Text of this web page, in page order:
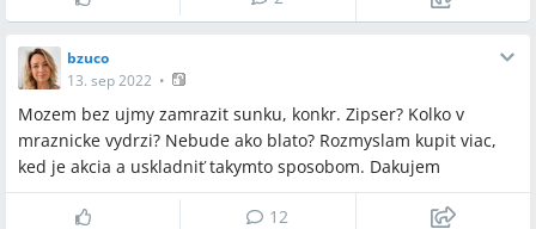
bzuco
13. sep 2022 •
Mozem bez ujmy zamrazit sunku, konkr. Zipser? Kolko v
mraznicke vydrzi? Nebude ako blato? Rozmyslam kupit viac,
ked je akcia a uskladniť takymto sposobom. Dakujem
12